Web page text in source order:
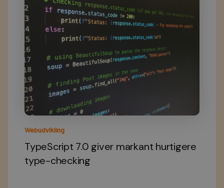
Webudvikling
TypeScript 7.0 giver markant hurtigere
type-checking